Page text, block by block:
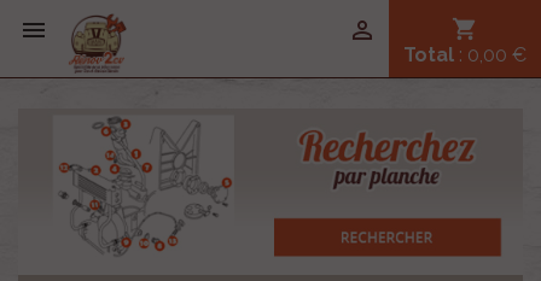
 shopping_cart
Total : 0,00 €
